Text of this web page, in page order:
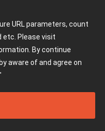
URL parameters, count
etc. Please visit
By continue
aware of and agree on